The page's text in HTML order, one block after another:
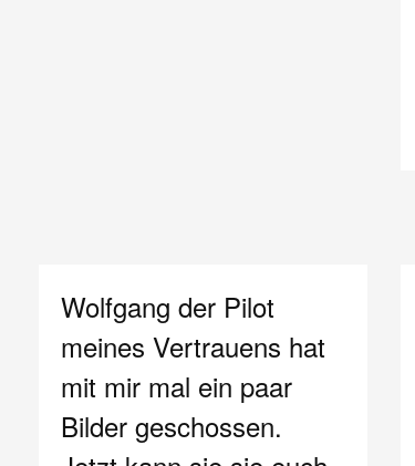
Wolfgang der Pilot
meines Vertrauens hat
mit mir mal ein paar
Bilder geschossen.